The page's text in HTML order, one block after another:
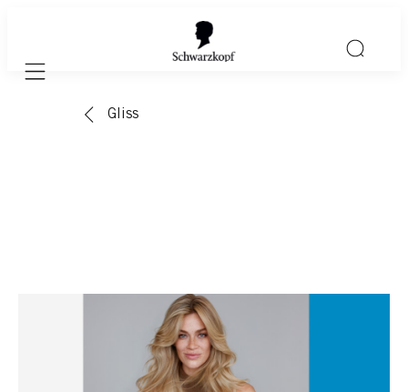
Mobile navigation
Gliss